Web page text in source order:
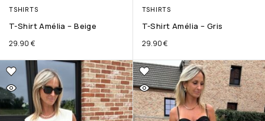
TSHIRTS
T-Shirt Amélia – Beige
29.90 €
TSHIRTS
T-Shirt Amélia – Gris
29.90€